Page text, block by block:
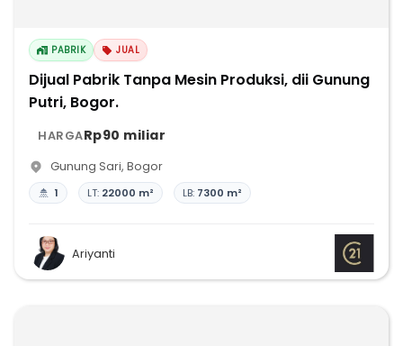
PABRIK JUAL
Dijual Pabrik Tanpa Mesin Produksi, dii Gunung
Putri, Bogor.
HARGARp90 miliar
Gunung Sari, Bogor
1 LT: 22000 m² LB: 7300 m²
Ariyanti